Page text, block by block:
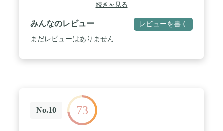
続きを見る
みんなのレビュー レビューを書く
まだレビューはありません
No.10 73